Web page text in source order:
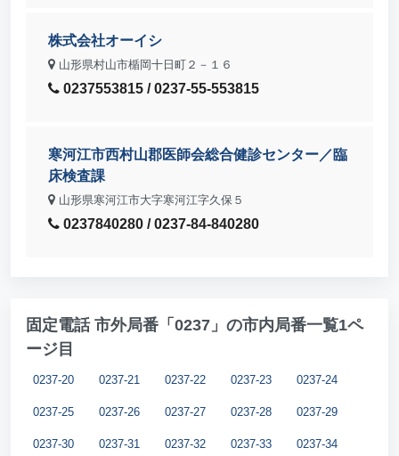
株式会社オーイシ
山形県村山市楯岡十日町２－１６
0237553815 / 0237-55-553815
寒河江市西村山郡医師会総合健診センター／臨
床検査課
山形県寒河江市大字寒河江字久保５
0237840280 / 0237-84-840280
固定電話 市外局番「0237」の市内局番一覧1ペ
ージ目
0237-20 0237-21 0237-22 0237-23 0237-24
0237-25 0237-26 0237-27 0237-28 0237-29
0237-30 0237-31 0237-32 0237-33 0237-34